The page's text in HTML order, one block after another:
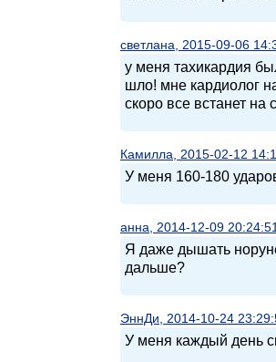
светлана, 2015-09-06
у меня тахикардия
шло! мне кардиолог
скоро все встанет на
Камилла, 2015-02-12
У меня 160-180
анна, 2014-12-09
Я даже дышать
дальше?
ЭннДи, 2014-10-24
У меня каждый день